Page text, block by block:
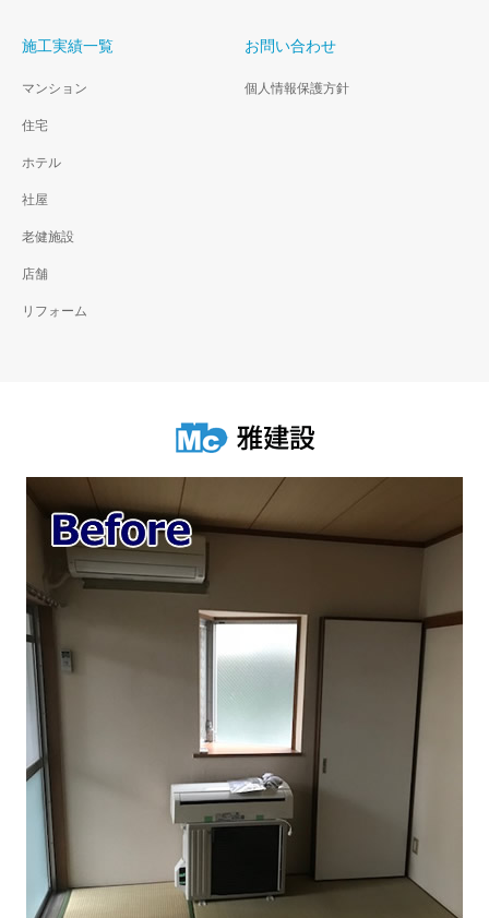
施工実績一覧
マンション
住宅
ホテル
社屋
老健施設
店舗
リフォーム
お問い合わせ
個人情報保護方針